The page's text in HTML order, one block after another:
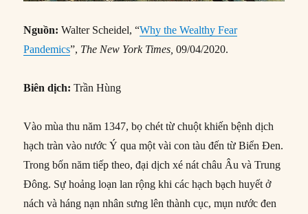
Nguồn: Walter Scheidel, “Why the Wealthy Fear
Pandemics”, The New York Times,09/04/2020.
Biên dịch:Trần Hùng
Vào mùa thu năm 1347, bọ chét từ chuột khiến bệnh dịch
hạch tràn vào nước Ý qua một vài con tàu đến từ Biển Đen.
Trong bốn năm tiếp theo, đại dịch xé nát châu Âu và Trung
Đông. Sự hoảng loạn lan rộng khi các hạch bạch huyết ở
nách và háng nạn nhân sưng lên thành cục, mụn nước đen